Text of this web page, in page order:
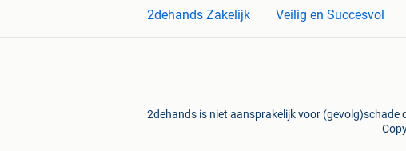
2dehands Zakelijk Veilig en Succesvol
2dehands is niet aansprakelijk voor